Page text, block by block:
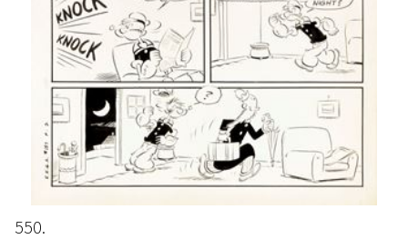
550